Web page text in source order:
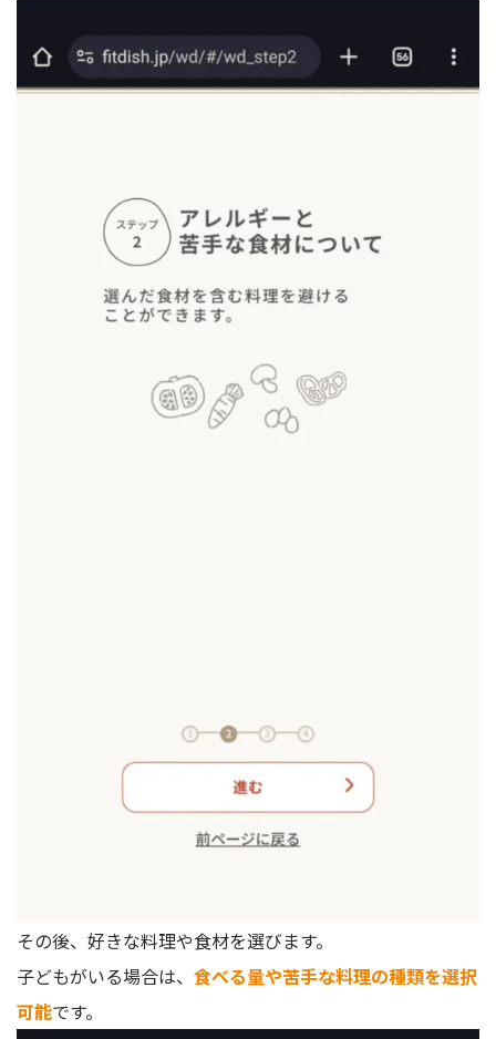
その後、好きな料理や食材を選びます。
子どもがいる場合は、 食べる量や苦手な料理の種類を選択
可能です。